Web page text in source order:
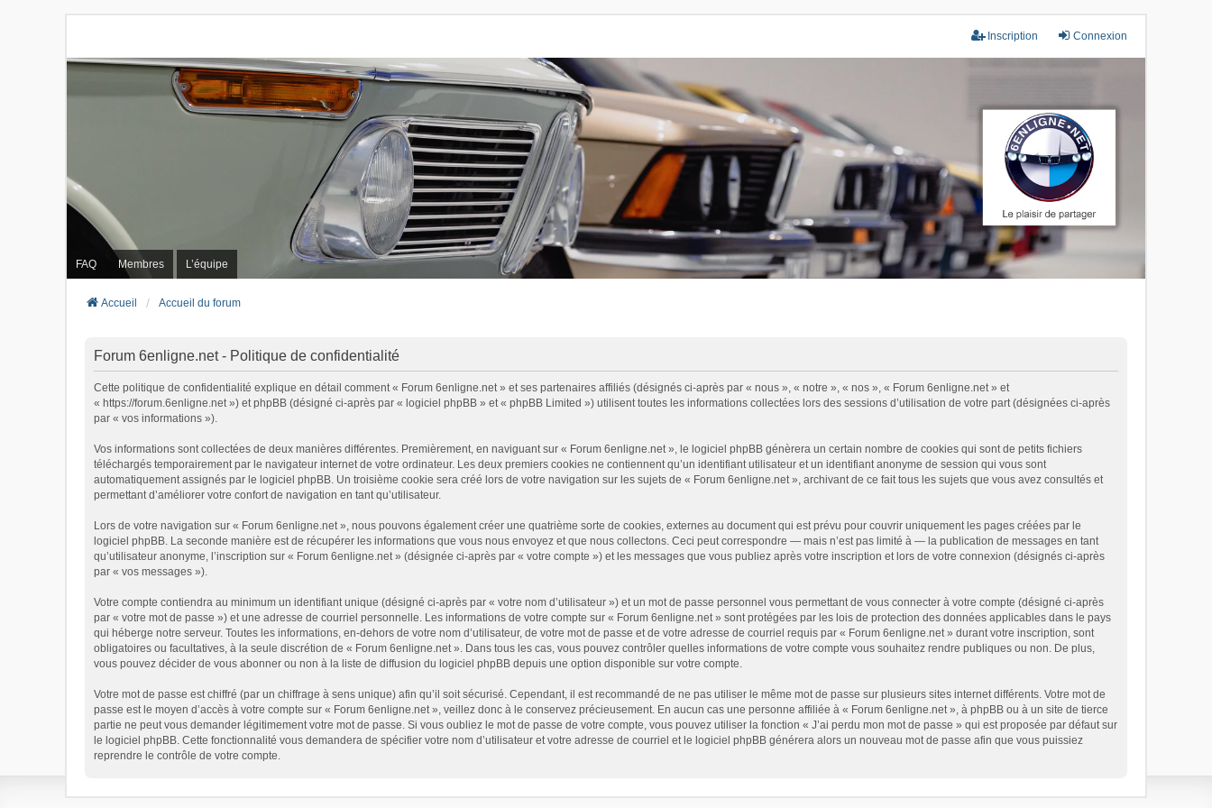
Connexion
Inscription
FAQ Membres L’équipe
Accueil Accueil du forum
Forum 6enligne.net - Politique de confidentialité
Cette politique de confidentialité explique en détail comment « Forum 6enligne.net » et ses partenaires affiliés (désignés ci-après par « nous », « notre », « nos », « Forum 6enligne.net » et
« https://forum.6enligne.net ») et phpBB (désigné ci-après par « logiciel phpBB » et « phpBB Limited ») utilisent toutes les informations collectées lors des sessions d’utilisation de votre part (désignées ci-après
par « vos informations »).
Vos informations sont collectées de deux manières différentes. Premièrement, en naviguant sur « Forum 6enligne.net », le logiciel phpBB génèrera un certain nombre de cookies qui sont de petits fichiers
téléchargés temporairement par le navigateur internet de votre ordinateur. Les deux premiers cookies ne contiennent qu’un identifiant utilisateur et un identifiant anonyme de session qui vous sont
automatiquement assignés par le logiciel phpBB. Un troisième cookie sera créé lors de votre navigation sur les sujets de « Forum 6enligne.net », archivant de ce fait tous les sujets que vous avez consultés et
permettant d’améliorer votre confort de navigation en tant qu’utilisateur.
Lors de votre navigation sur « Forum 6enligne.net », nous pouvons également créer une quatrième sorte de cookies, externes au document qui est prévu pour couvrir uniquement les pages créées par le
logiciel phpBB. La seconde manière est de récupérer les informations que vous nous envoyez et que nous collectons. Ceci peut correspondre — mais n’est pas limité à — la publication de messages en tant
qu’utilisateur anonyme, l’inscription sur « Forum 6enligne.net » (désignée ci-après par « votre compte ») et les messages que vous publiez après votre inscription et lors de votre connexion (désignés ci-après
par « vos messages »).
Votre compte contiendra au minimum un identifiant unique (désigné ci-après par « votre nom d’utilisateur ») et un mot de passe personnel vous permettant de vous connecter à votre compte (désigné ci-après
par « votre mot de passe ») et une adresse de courriel personnelle. Les informations de votre compte sur « Forum 6enligne.net » sont protégées par les lois de protection des données applicables dans le pays
qui héberge notre serveur. Toutes les informations, en-dehors de votre nom d’utilisateur, de votre mot de passe et de votre adresse de courriel requis par « Forum 6enligne.net » durant votre inscription, sont
obligatoires ou facultatives, à la seule discrétion de « Forum 6enligne.net ». Dans tous les cas, vous pouvez contrôler quelles informations de votre compte vous souhaitez rendre publiques ou non. De plus,
vous pouvez décider de vous abonner ou non à la liste de diffusion du logiciel phpBB depuis une option disponible sur votre compte.
Votre mot de passe est chiffré (par un chiffrage à sens unique) afin qu’il soit sécurisé. Cependant, il est recommandé de ne pas utiliser le même mot de passe sur plusieurs sites internet différents. Votre mot de
passe est le moyen d’accès à votre compte sur « Forum 6enligne.net », veillez donc à le conservez précieusement. En aucun cas une personne affiliée à « Forum 6enligne.net », à phpBB ou à un site de tierce
partie ne peut vous demander légitimement votre mot de passe. Si vous oubliez le mot de passe de votre compte, vous pouvez utiliser la fonction « J’ai perdu mon mot de passe » qui est proposée par défaut sur
le logiciel phpBB. Cette fonctionnalité vous demandera de spécifier votre nom d’utilisateur et votre adresse de courriel et le logiciel phpBB générera alors un nouveau mot de passe afin que vous puissiez
reprendre le contrôle de votre compte.